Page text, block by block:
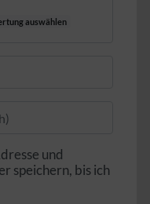
auswählen
und
speichern, bis ich